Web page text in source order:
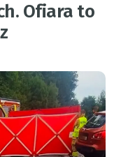
Ofiara to